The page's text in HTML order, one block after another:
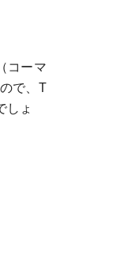
コーマ
で、T
しょ